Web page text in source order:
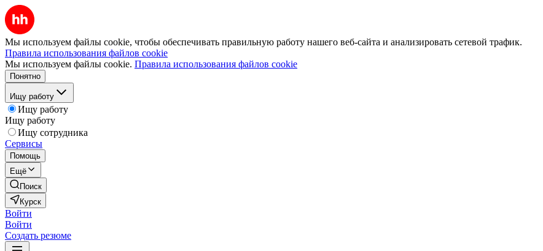
Мы используем файлы cookie, чтобы обеспечивать правильную работу нашего веб-сайта и анализировать сетевой трафик.
Правила использования файлов cookie
Мы используем файлы cookie. Правила использования файлов cookie
Понятно
Ищу работу
Ищу работу
Ищу работу
Ищу сотрудника
Сервисы
Помощь
Ещё
Поиск
Курск
Войти
Войти
Создать резюме